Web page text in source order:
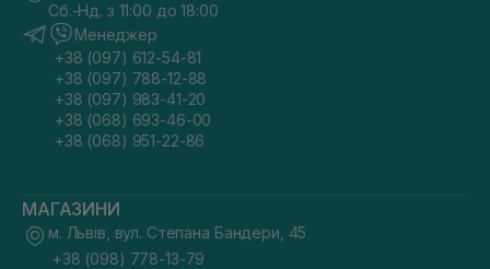
Сб.-Нд. з 11:00 до 18:00
Менеджер
+38 (097) 612-54-81
+38 (097) 788-12-88
+38 (097) 983-41-20
+38 (068) 693-46-00
+38 (068) 951-22-86
МАГАЗИНИ
м. Львів, вул. Степана Бандери, 45
+38 (098) 778-13-79